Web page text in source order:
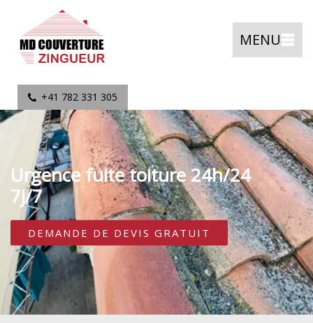
MENU
+41 782 331 305
Urgence fuite toiture 24h/24
7j/7
DEMANDE DE DEVIS GRATUIT